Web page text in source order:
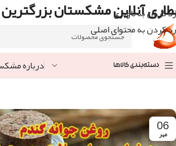
رد کردن به ناوبری
رد کردن به محتوای اصلی
آنلاین مشکستان
دسته‌بندی کالاها درباره
06
مهر